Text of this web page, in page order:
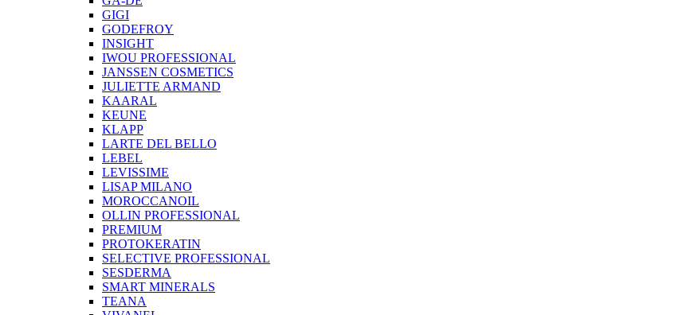
GIGI
GODEFROY
INSIGHT
IWOU PROFESSIONAL
JANSSEN COSMETICS
JULIETTE ARMAND
KAARAL
KEUNE
KLAPP
LARTE DEL BELLO
LEBEL
LEVISSIME
LISAP MILANO
MOROCCANOIL
OLLIN PROFESSIONAL
PREMIUM
PROTOKERATIN
SELECTIVE PROFESSIONAL
SESDERMA
SMART MINERALS
TEANA